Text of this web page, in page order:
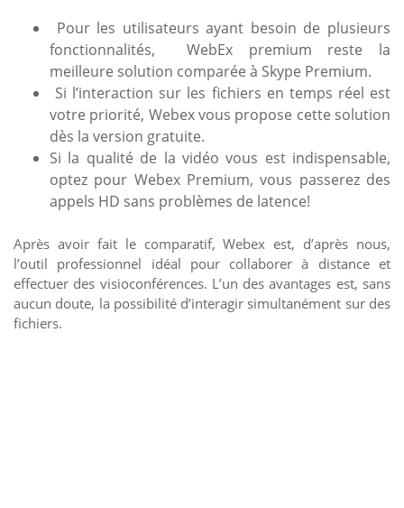
Pour les utilisateurs ayant besoin de plusieurs
fonctionnalités, WebEx premium reste la
meilleure solution comparée à Skype Premium.
Si l’interaction sur les fichiers en temps réel est
votre priorité, Webex vous propose cette solution
dès la version gratuite.
Si la qualité de la vidéo vous est indispensable,
optez pour Webex Premium, vous passerez des
appels HD sans problèmes de latence!
Après avoir fait le comparatif, Webex est, d’après nous,
l’outil professionnel idéal pour collaborer à distance et
effectuer des visioconférences. L’un des avantages est, sans
aucun doute, la possibilité d’interagir simultanément sur des
fichiers.